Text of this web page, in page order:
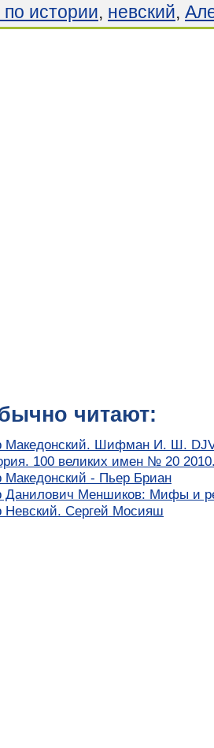
по истории, невский,
читают:
Македонский. Шифман И. Ш.
100 великих имен № 20
Македонский - Пьер Бриан
Данилович Меншиков: Мифы и
Невский. Сергей Мосияш